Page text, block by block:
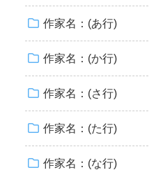
作家名：(あ行)
作家名：(か行)
作家名：(さ行)
作家名：(た行)
作家名：(な行)